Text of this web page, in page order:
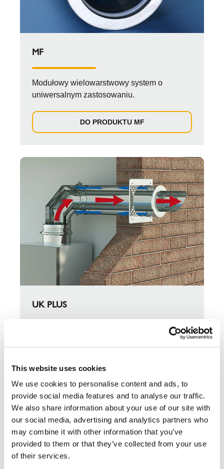
This website uses cookies
We use cookies to personalise content and ads, to
provide social media features and to analyse our traffic.
We also share information about your use of our site with
our social media, advertising and analytics partners who
may combine it with other information that you’ve
provided to them or that they’ve collected from your use
of their services.
MF
Modułowy wielowarstwowy system o
uniwersalnym zastosowaniu.
DO PRODUKTU MF
UK PLUS
Modułowy, koncentryczny system spalinowy,
wykonany z wysokiej jakości stali.